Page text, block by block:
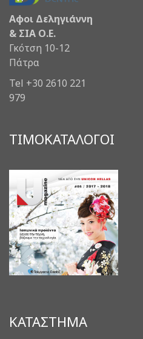
Αφοι Δεληγιάννη
& ΣΙΑ Ο.Ε.
Γκότση 10-12
Πάτρα
Tel +30 2610 221
979
ΤΙΜΟΚΑΤΑΛΟΓΟΙ
ΚΑΤΑΣΤΗΜΑ